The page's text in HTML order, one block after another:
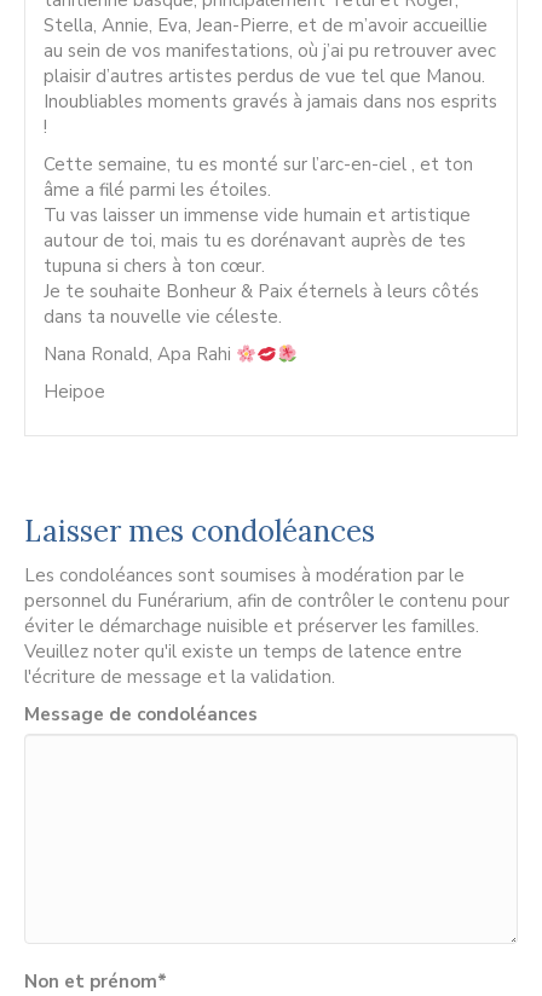
Stella, Annie, Eva, Jean-Pierre, et de m’avoir accueillie
au sein de vos manifestations, où j’ai pu retrouver avec
plaisir d’autres artistes perdus de vue tel que Manou.
Inoubliables moments gravés à jamais dans nos esprits
!
Cette semaine, tu es monté sur l’arc-en-ciel , et ton
âme a filé parmi les étoiles.
Tu vas laisser un immense vide humain et artistique
autour de toi, mais tu es dorénavant auprès de tes
tupuna si chers à ton cœur.
Je te souhaite Bonheur & Paix éternels à leurs côtés
dans ta nouvelle vie céleste.
Nana Ronald, Apa Rahi
Heipoe
Laisser mes condoléances
Les condoléances sont soumises à modération par le
personnel du Funérarium, afin de contrôler le contenu pour
éviter le démarchage nuisible et préserver les familles.
Veuillez noter qu'il existe un temps de latence entre
l'écriture de message et la validation.
Message de condoléances
Non et prénom*